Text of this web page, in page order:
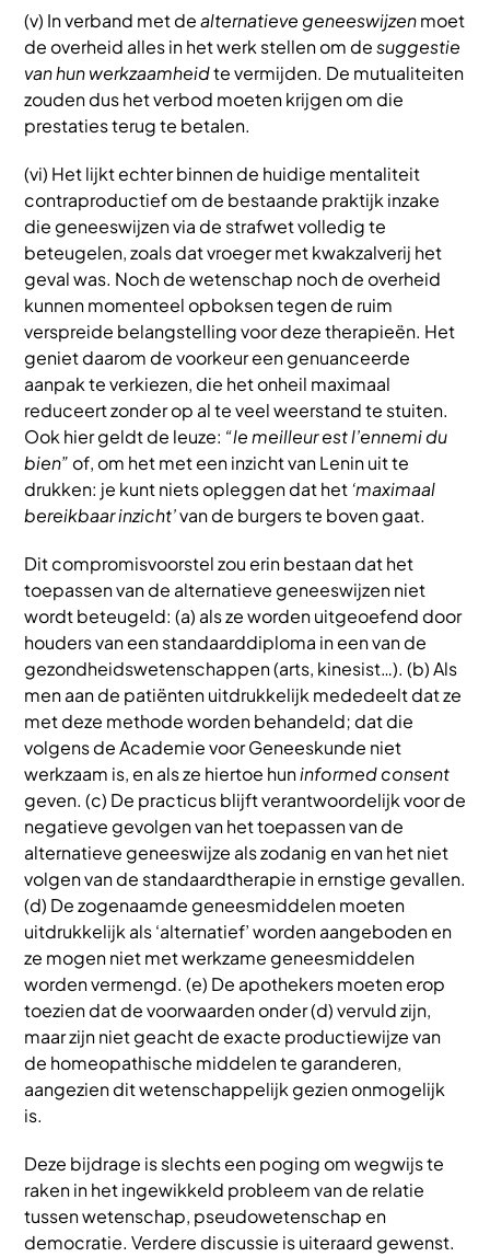
(v) In verband met dealternatieve geneeswijzenmoet
de overheid alles in het werk stellen om desuggestie
van hun werkzaamheidte vermijden. De mutualiteiten
zouden dus het verbod moeten krijgen om die
prestaties terug te betalen.
(vi) Het lijkt echter binnen de huidige mentaliteit
contraproductief om de bestaande praktijk inzake
die geneeswijzen via de strafwet volledig te
beteugelen, zoals dat vroeger met kwakzalverij het
geval was. Noch de wetenschap noch de overheid
kunnen momenteel opboksen tegen de ruim
verspreide belangstelling voor deze therapieën. Het
geniet daarom de voorkeur een genuanceerde
aanpak te verkiezen, die het onheil maximaal
reduceert zonder op al te veel weerstand te stuiten.
Ook hier geldt de leuze: “le meilleur est l’ennemi du
bien” of, om het met een inzicht van Lenin uit te
drukken: je kunt niets opleggen dat het ‘maximaal
bereikbaar inzicht’van de burgers te boven gaat.
Dit compromisvoorstel zou erin bestaan dat het
toepassen van de alternatieve geneeswijzen niet
wordt beteugeld: (a) als ze worden uitgeoefend door
houders van een standaarddiploma in een van de
gezondheidswetenschappen (arts, kinesist…). (b) Als
men aan de patiënten uitdrukkelijk mededeelt dat ze
met deze methode worden behandeld; dat die
volgens de Academie voor Geneeskunde niet
werkzaam is, en als ze hiertoe huninformed consent
geven. (c) De practicus blijft verantwoordelijk voor de
negatieve gevolgen van het toepassen van de
alternatieve geneeswijze als zodanig en van het niet
volgen van de standaardtherapie in ernstige gevallen.
(d) De zogenaamde geneesmiddelen moeten
uitdrukkelijk als ‘alternatief’ worden aangeboden en
ze mogen niet met werkzame geneesmiddelen
worden vermengd. (e) De apothekers moeten erop
toezien dat de voorwaarden onder (d) vervuld zijn,
maar zijn niet geacht de exacte productiewijze van
de homeopathische middelen te garanderen,
aangezien dit wetenschappelijk gezien onmogelijk
is.
Deze bijdrage is slechts een poging om wegwijs te
raken in het ingewikkeld probleem van de relatie
tussen wetenschap, pseudowetenschap en
democratie. Verdere discussie is uiteraard gewenst.